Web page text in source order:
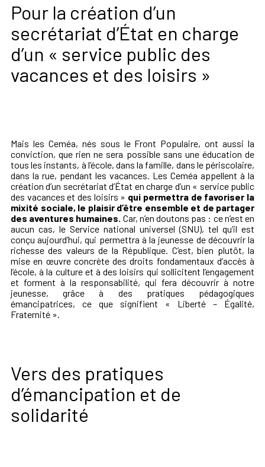
Pour la création d’un
secrétariat d’État en charge
d’un « service public des
vacances et des loisirs »
Mais les Ceméa, nés sous le Front Populaire, ont aussi la
conviction, que rien ne sera possible sans une éducation de
tous les instants, à l’école, dans la famille, dans le périscolaire,
dans la rue, pendant les vacances. Les Ceméa appellent à la
création d’un secrétariat d’État en charge d’un « service public
des vacances et des loisirs » qui permettra de favoriser la
mixité sociale, le plaisir d’être ensemble et de partager
des aventures humaines. Car, n’en doutons pas : ce n’est en
aucun cas, le Service national universel (SNU), tel qu’il est
conçu aujourd’hui, qui permettra à la jeunesse de découvrir la
richesse des valeurs de la République. C’est, bien plutôt, la
mise en œuvre concrète des droits fondamentaux d’accès à
l’école, à la culture et à des loisirs qui sollicitent l’engagement
et forment à la responsabilité, qui fera découvrir à notre
jeunesse, grâce à des pratiques pédagogiques
émancipatrices, ce que signifient « Liberté – Égalité,
Fraternité ».
Vers des pratiques
d’émancipation et de
solidarité